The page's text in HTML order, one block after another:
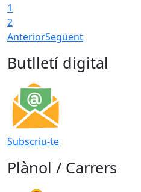
1
2
AnteriorSegüent
Butlletí digital
Subscriu-te
Plànol / Carrers